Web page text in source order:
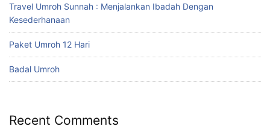
Travel Umroh Sunnah : Menjalankan Ibadah Dengan
Kesederhanaan
Paket Umroh 12 Hari
Badal Umroh
Recent Comments